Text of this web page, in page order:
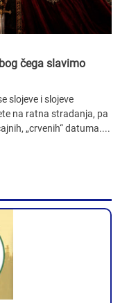
čega slavimo
slojeve i slojeve
na ratna stradanja, pa
„crvenih“ datuma....